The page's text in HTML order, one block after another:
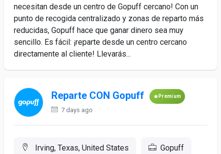
necesitan desde un centro de Gopuff cercano! Con un
punto de recogida centralizado y zonas de reparto más
reducidas, Gopuff hace que ganar dinero sea muy
sencillo. Es fácil: ¡reparte desde un centro cercano
directamente al cliente! Llevarás...
Reparte CON Gopuff Premium
7 days ago
Irving, Texas, United States Gopuff